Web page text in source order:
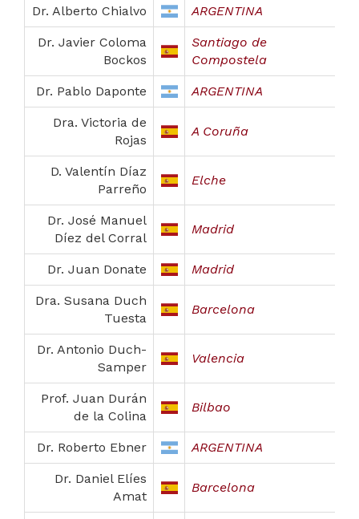
Dr. Alberto Chialvo ARGENTINA
Dr. Javier Coloma
Bockos
Santiago de
Compostela
Dr. Pablo Daponte ARGENTINA
Dra. Victoria de
Rojas
A Coruña
D. Valentín Díaz
Parreño
Elche
Dr. José Manuel
Díez del Corral
Madrid
Dr. Juan Donate Madrid
Dra. Susana Duch
Tuesta
Barcelona
Dr. Antonio Duch-
Samper
Valencia
Prof. Juan Durán
de la Colina
Bilbao
Dr. Roberto Ebner ARGENTINA
Dr. Daniel Elíes
Amat
Barcelona